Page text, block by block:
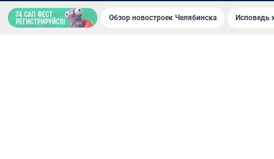
Обзор новостроек Челябинска Исповедь